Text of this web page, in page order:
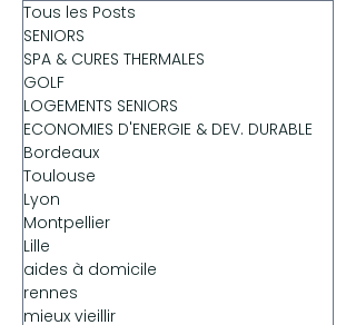
Tous les Posts
SENIORS
SPA & CURES THERMALES
GOLF
LOGEMENTS SENIORS
ECONOMIES D'ENERGIE & DEV. DURABLE
Bordeaux
Toulouse
Lyon
Montpellier
Lille
aides à domicile
rennes
mieux vieillir